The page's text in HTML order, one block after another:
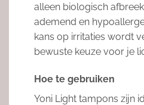
alleen biologisch
ademend en
kans op irritaties wordt
bewuste keuze voor je
Hoe te gebruiken
Yoni Light tampons zijn